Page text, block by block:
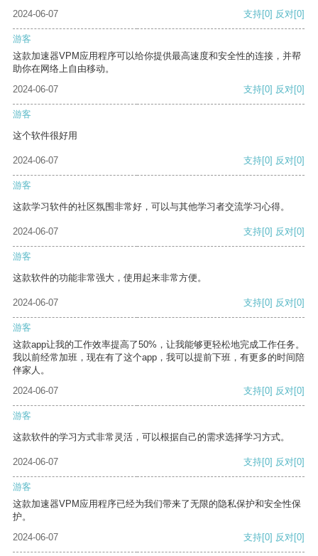
2024-06-07
支持[0] 反对[0]
游客
这款加速器VPM应用程序可以给你提供最高速度和安全性的连接，并帮
助你在网络上自由移动。
2024-06-07
支持[0] 反对[0]
游客
这个软件很好用
2024-06-07 支持[0] 反对[0]
游客
这款学习软件的社区氛围非常好，可以与其他学习者交流学习心得。
2024-06-07 支持[0] 反对[0]
游客
这款软件的功能非常强大，使用起来非常方便。
2024-06-07 支持[0] 反对[0]
游客
这款app让我的工作效率提高了50%，让我能够更轻松地完成工作任务。
我以前经常加班，现在有了这个app，我可以提前下班，有更多的时间陪
伴家人。
2024-06-07
支持[0] 反对[0]
游客
这款软件的学习方式非常灵活，可以根据自己的需求选择学习方式。
2024-06-07 支持[0] 反对[0]
游客
这款加速器VPM应用程序已经为我们带来了无限的隐私保护和安全性保
护。
2024-06-07
支持[0] 反对[0]